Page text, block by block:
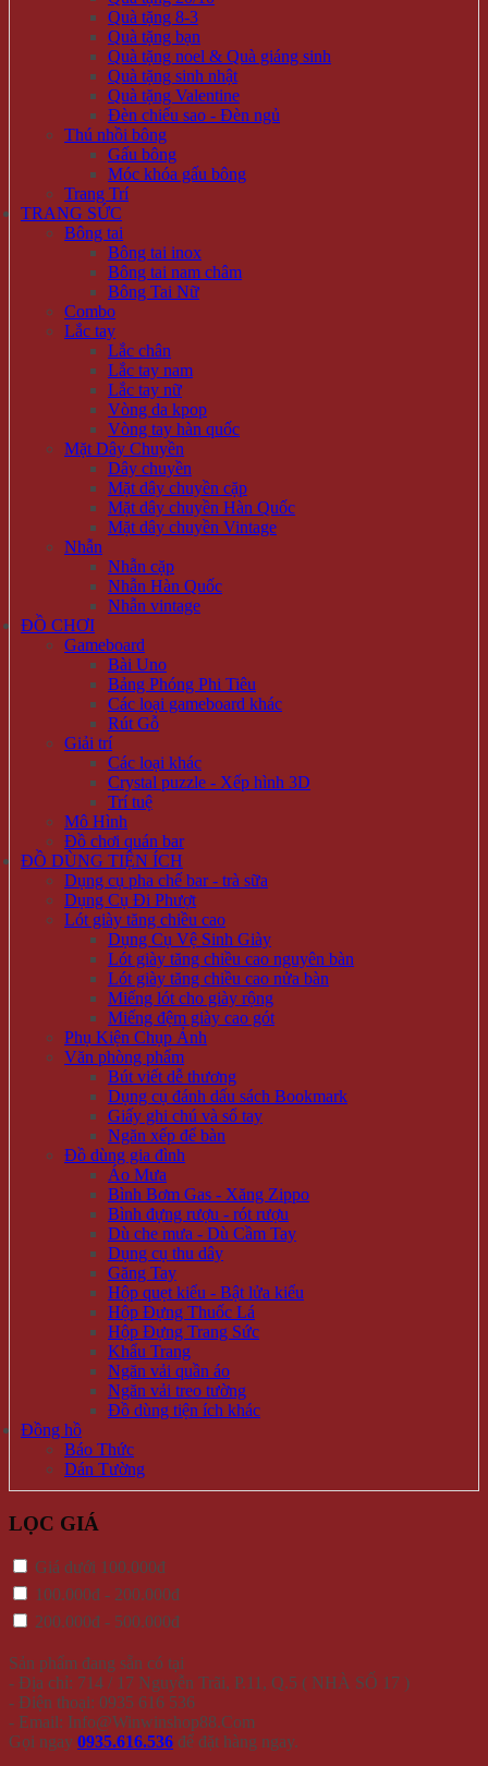
Quà tặng 8-3
Quà tặng bạn
Quà tặng noel & Quà giáng sinh
Quà tặng sinh nhật
Quà tặng Valentine
Đèn chiếu sao - Đèn ngủ
Thú nhồi bông
Gấu bông
Móc khóa gấu bông
Trang Trí
TRANG SỨC
Bông tai
Bông tai inox
Bông tai nam châm
Bông Tai Nữ
Combo
Lắc tay
Lắc chân
Lắc tay nam
Lắc tay nữ
Vòng da kpop
Vòng tay hàn quốc
Mặt Dây Chuyền
Dây chuyền
Mặt dây chuyền cặp
Mặt dây chuyền Hàn Quốc
Mặt dây chuyền Vintage
Nhẫn
Nhẫn cặp
Nhẫn Hàn Quốc
Nhẫn vintage
ĐỒ CHƠI
Gameboard
Bài Uno
Bảng Phóng Phi Tiêu
Các loại gameboard khác
Rút Gỗ
Giải trí
Các loại khác
Crystal puzzle - Xếp hình 3D
Trí tuệ
Mô Hình
Đồ chơi quán bar
ĐỒ DÙNG TIỆN ÍCH
Dụng cụ pha chế bar - trà sữa
Dụng Cụ Đi Phượt
Lót giày tăng chiều cao
Dụng Cụ Vệ Sinh Giày
Lót giày tăng chiều cao nguyên bàn
Lót giày tăng chiều cao nửa bàn
Miếng lót cho giày rộng
Miếng đệm giày cao gót
Phụ Kiện Chụp Ảnh
Văn phòng phẩm
Bút viết dễ thương
Dụng cụ đánh dấu sách Bookmark
Giấy ghi chú và sổ tay
Ngăn xếp để bàn
Đồ dùng gia đình
Áo Mưa
Bình Bơm Gas - Xăng Zippo
Bình đựng rượu - rót rượu
Dù che mưa - Dù Cầm Tay
Dụng cụ thu dây
Găng Tay
Hộp quẹt kiểu - Bật lửa kiểu
Hộp Đựng Thuốc Lá
Hộp Đựng Trang Sức
Khẩu Trang
Ngăn vải quần áo
Ngăn vải treo tường
Đồ dùng tiện ích khác
Đồng hồ
Báo Thức
Dán Tường
LỌC GIÁ
Giá dưới 100.000đ
100.000đ - 200.000đ
200.000đ - 500.000đ
Sản phẩm đang sẵn có tại
- Địa chỉ: 714 / 17 Nguyễn Trãi, P.11, Q.5 ( NHÀ SỐ 17 )
- Điện thoại: 0935 616 536
- Email: Info@Winwinshop88.Com
Gọi ngay 0935.616.536 để đặt hàng ngay.